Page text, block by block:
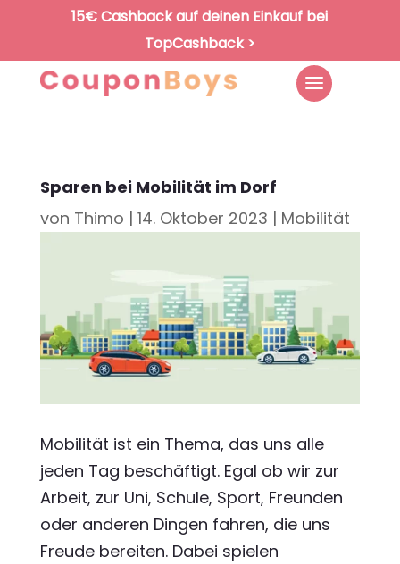
15€ Cashback auf deinen Einkauf bei
TopCashback >
Sparen bei Mobilität im Dorf
von Thimo | 14. Oktober 2023 | Mobilität
Mobilität ist ein Thema, das uns alle
jeden Tag beschäftigt. Egal ob wir zur
Arbeit, zur Uni, Schule, Sport, Freunden
oder anderen Dingen fahren, die uns
Freude bereiten. Dabei spielen